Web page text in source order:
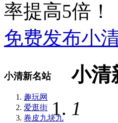
率提高5倍！
免费发布小
小清新名站
趣玩网
爱逛街
卷皮九块九
小清
1